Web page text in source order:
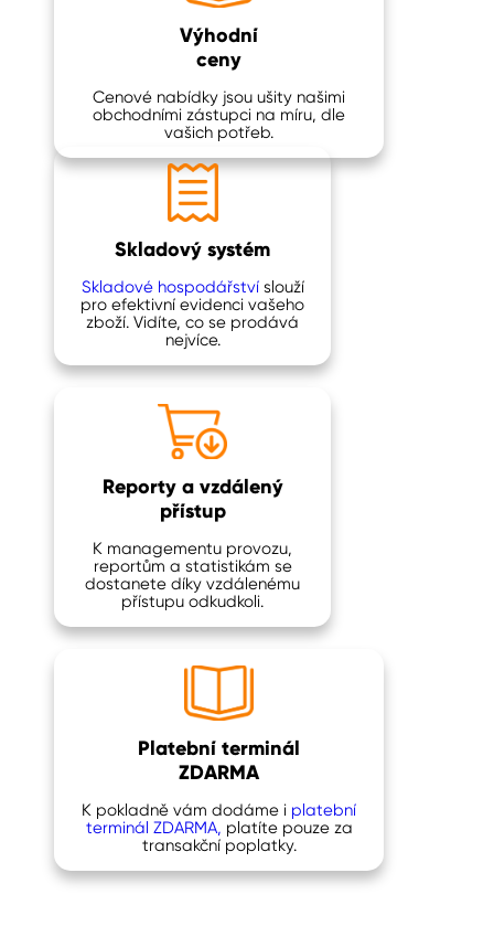
Výhodní
ceny
Cenové nabídky jsou ušity našimi
obchodními zástupci na míru, dle
vašich potřeb.
Skladový systém
Skladové hospodářstvíslouží
pro efektivní evidenci vašeho
zboží. Vidíte, co se prodává
nejvíce.
Reporty a vzdálený
přístup
K managementu provozu,
reportům a statistikám se
dostanete díky vzdálenému
přístupu odkudkoli.
Platební terminál
ZDARMA
K pokladně vám dodáme i platební
terminál ZDARMA, platíte pouze za
transakční poplatky.